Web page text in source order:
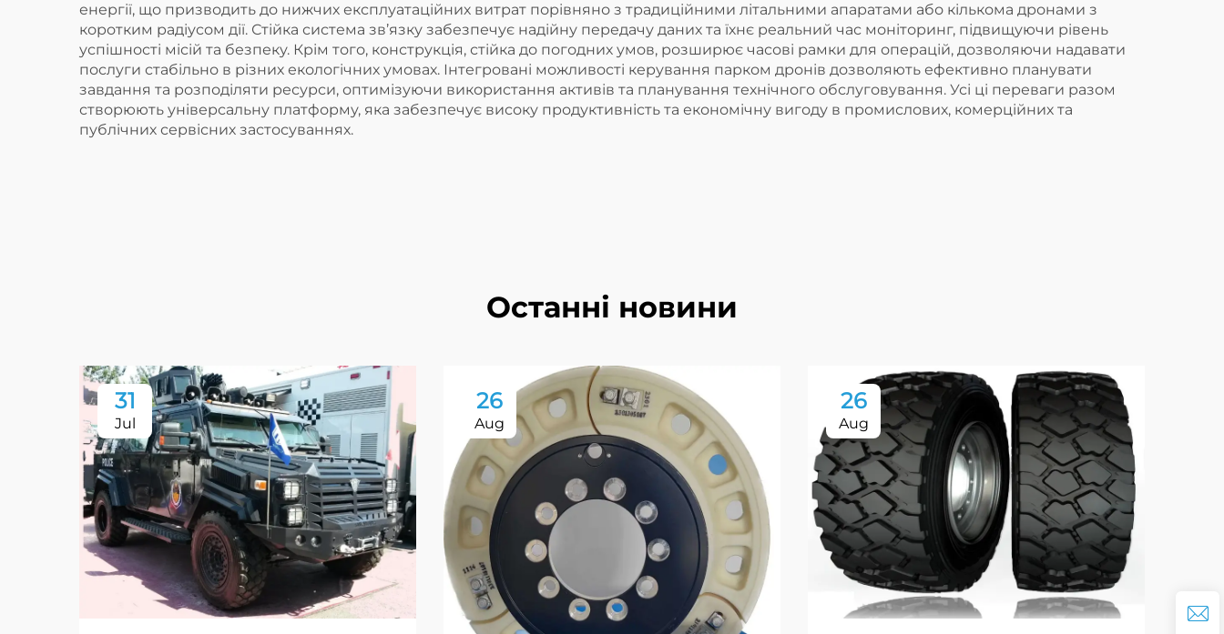
енергії, що призводить до нижчих експлуатаційних витрат порівняно з традиційними літальними апаратами або кількома дронами з
коротким радіусом дії. Стійка система зв’язку забезпечує надійну передачу даних та їхнє реальний час моніторинг, підвищуючи рівень
успішності місій та безпеку. Крім того, конструкція, стійка до погодних умов, розширює часові рамки для операцій, дозволяючи надавати
послуги стабільно в різних екологічних умовах. Інтегровані можливості керування парком дронів дозволяють ефективно планувати
завдання та розподіляти ресурси, оптимізуючи використання активів та планування технічного обслуговування. Усі ці переваги разом
створюють універсальну платформу, яка забезпечує високу продуктивність та економічну вигоду в промислових, комерційних та
публічних сервісних застосуваннях.
Останні новини
31
Jul
26
Aug
26
Aug